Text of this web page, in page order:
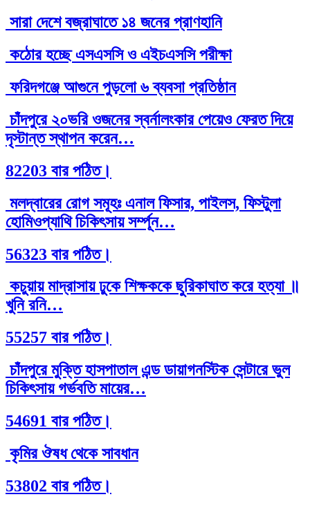
সারা দেশে বজ্রাঘাতে ১৪ জনের প্রাণহানি
কঠোর হচ্ছে এসএসসি ও এইচএসসি পরীক্ষা
ফরিদগঞ্জে আগুনে পুড়লো ৬ ব্যবসা প্রতিষ্ঠান
চাঁদপুরে ২০ভরি ওজনের স্বর্নালংকার পেয়েও ফেরত দিয়ে
দৃস্টান্ত স্থাপন করেন…
82203 বার পঠিত।
মলদ্বারের রোগ সমূহঃ এনাল ফিসার, পাইলস, ফিস্টুলা
হোমিওপ্যাথি চিকিৎসায় সর্ম্পূন…
56323 বার পঠিত।
কচুয়ায় মাদ্রাসায় ঢুকে শিক্ষককে ছুরিকাঘাত করে হত্যা ॥
খুনি রনি…
55257 বার পঠিত।
চাঁদপুরে মুক্তি হাসপাতাল এন্ড ডায়াগনস্টিক সেন্টারে ভুল
চিকিৎসায় গর্ভবতি মায়ের…
54691 বার পঠিত।
কৃমির ঔষধ থেকে সাবধান
53802 বার পঠিত।